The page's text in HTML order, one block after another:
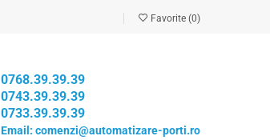
Favorite (0)
0768.39.39.39
0743.39.39.39
0733.39.39.39
Email: comenzi@automatizare-porti.ro